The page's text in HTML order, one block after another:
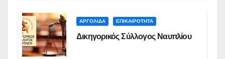
ΑΡΓΟΛΙΔΑ ΕΠΙΚΑΙΡΟΤΗΤΑ
Δικηγορικός Σύλλογος Ναυπλίου